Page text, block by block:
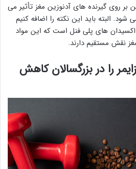
بر روی گیرنده های آدنوزین مغز تأثیر می
البته باید این نکته را اضافه کنیم
اکسیدان های پلی فنل است که این مواد
نقش مستقیم دارند.
را در بزرگسالان کاهش